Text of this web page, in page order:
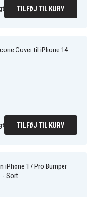
TILFØJ TIL KURV
Cover til iPhone 14
TILFØJ TIL KURV
iPhone 17 Pro Bumper
- Sort